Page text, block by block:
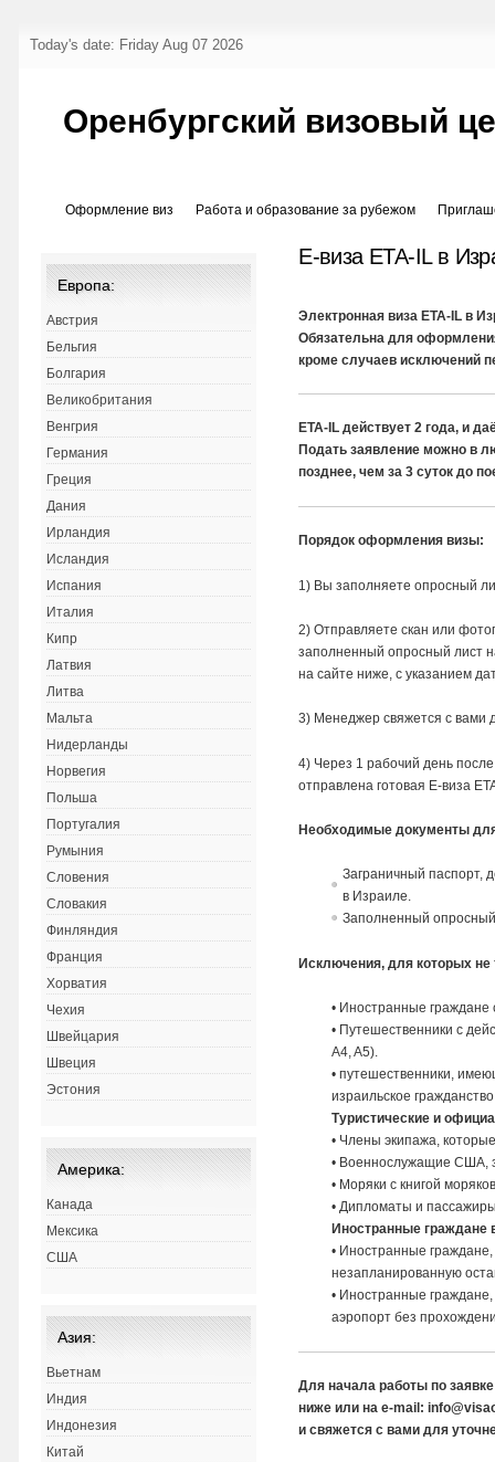
Today's date: Friday Aug 07 2026
Оренбургский визовый
Оформление виз Работа и образование за рубежом
Е-виза ETA-IL в
Электронная виза ETA-IL в
Обязательна для
кроме случаев исключений
ETA-IL действует 2 года, и
Подать заявление можно в
позднее, чем за 3 суток до
Порядок оформления визы:
1) Вы заполняете опросный
2) Отправляете скан или
заполненный опросный лист
на сайте ниже, с указанием
3) Менеджер свяжется с вами
4) Через 1 рабочий день
отправлена готовая Е-виза
Необходимые документы
Заграничный паспорт,
в Израиле.
Заполненный
Исключения, для которых не
• Иностранные
• Путешественники с
A4, A5).
• путешественники,
израильское
Туристические и
• Члены экипажа,
• Военнослужащие США,
• Моряки с книгой
• Дипломаты и
Иностранные граждане
• Иностранные
незапланированную
• Иностранные
аэропорт без
Для начала работы по
ниже или на e-mail:
и свяжется с вами для
Европа:
Австрия
Бельгия
Болгария
Великобритания
Венгрия
Германия
Греция
Дания
Ирландия
Исландия
Испания
Италия
Кипр
Латвия
Литва
Мальта
Нидерланды
Норвегия
Польша
Португалия
Румыния
Словения
Словакия
Финляндия
Франция
Хорватия
Чехия
Швейцария
Швеция
Эстония
Америка:
Канада
Мексика
США
Азия:
Вьетнам
Индия
Индонезия
Китай